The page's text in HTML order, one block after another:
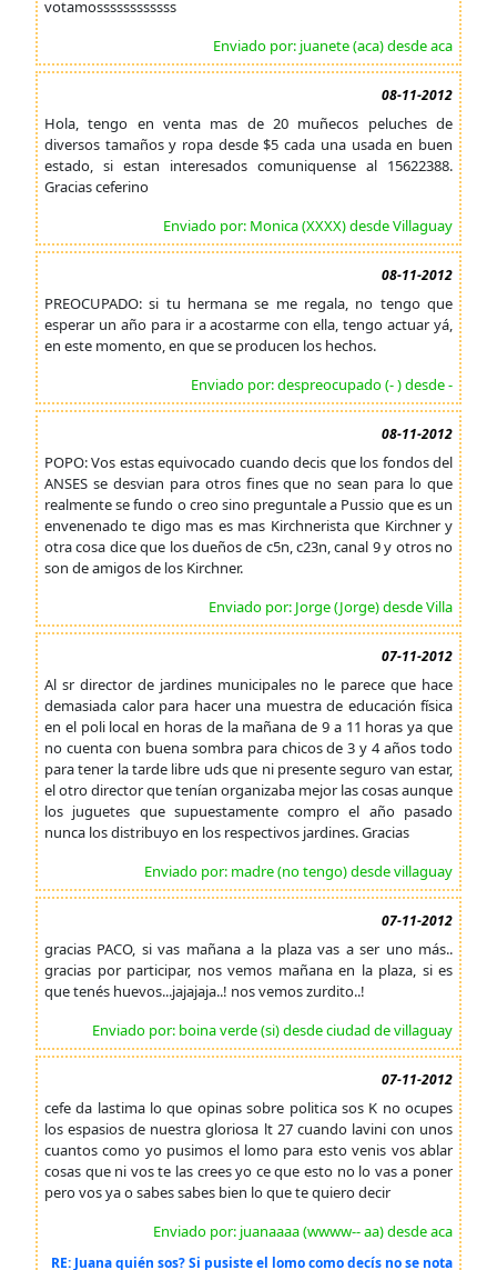
votamossssssssssss
Enviado por: juanete (aca) desde aca
08-11-2012
Hola, tengo en venta mas de 20 muñecos peluches de
diversos tamaños y ropa desde $5 cada una usada en buen
estado, si estan interesados comuniquense al 15622388.
Gracias ceferino
Enviado por: Monica (XXXX) desde Villaguay
08-11-2012
PREOCUPADO: si tu hermana se me regala, no tengo que
esperar un año para ir a acostarme con ella, tengo actuar yá,
en este momento, en que se producen los hechos.
Enviado por: despreocupado (- ) desde -
08-11-2012
POPO: Vos estas equivocado cuando decis que los fondos del
ANSES se desvian para otros fines que no sean para lo que
realmente se fundo o creo sino preguntale a Pussio que es un
envenenado te digo mas es mas Kirchnerista que Kirchner y
otra cosa dice que los dueños de c5n, c23n, canal 9 y otros no
son de amigos de los Kirchner.
Enviado por: Jorge (Jorge) desde Villa
07-11-2012
Al sr director de jardines municipales no le parece que hace
demasiada calor para hacer una muestra de educación física
en el poli local en horas de la mañana de 9 a 11 horas ya que
no cuenta con buena sombra para chicos de 3 y 4 años todo
para tener la tarde libre uds que ni presente seguro van estar,
el otro director que tenían organizaba mejor las cosas aunque
los juguetes que supuestamente compro el año pasado
nunca los distribuyo en los respectivos jardines. Gracias
Enviado por: madre (no tengo) desde villaguay
07-11-2012
gracias PACO, si vas mañana a la plaza vas a ser uno más..
gracias por participar, nos vemos mañana en la plaza, si es
que tenés huevos...jajajaja..! nos vemos zurdito..!
Enviado por: boina verde (si) desde ciudad de villaguay
07-11-2012
cefe da lastima lo que opinas sobre politica sos K no ocupes
los espasios de nuestra gloriosa lt 27 cuando lavini con unos
cuantos como yo pusimos el lomo para esto venis vos ablar
cosas que ni vos te las crees yo ce que esto no lo vas a poner
pero vos ya o sabes sabes bien lo que te quiero decir
Enviado por: juanaaaa (wwww-- aa) desde aca
RE: Juana quién sos? Si pusiste el lomo como decís no se nota